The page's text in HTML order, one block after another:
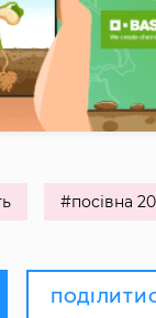
#посівна